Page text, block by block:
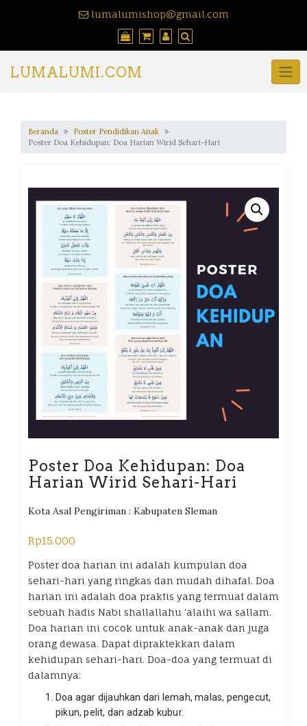
lumalumishop@gmail.com
LUMALUMI.COM
Beranda
Poster Pendidikan Anak
Poster Doa Kehidupan: Doa Harian Wirid Sehari-Hari
Poster Doa Kehidupan: Doa
Harian Wirid Sehari-Hari
Kota Asal Pengiriman : Kabupaten Sleman
Rp15.000
Poster doa harian ini adalah kumpulan doa
sehari-hari yang ringkas dan mudah dihafal. Doa
harian ini adalah doa praktis yang termuat dalam
sebuah hadis Nabi shallallahu ‘alaihi wa sallam.
Doa harian ini cocok untuk anak-anak dan juga
orang dewasa. Dapat dipraktekkan dalam
kehidupan sehari-hari. Doa-doa yang termuat di
dalamnya:
Doa agar dijauhkan dari lemah, malas, pengecut,
pikun, pelit, dan adzab kubur.